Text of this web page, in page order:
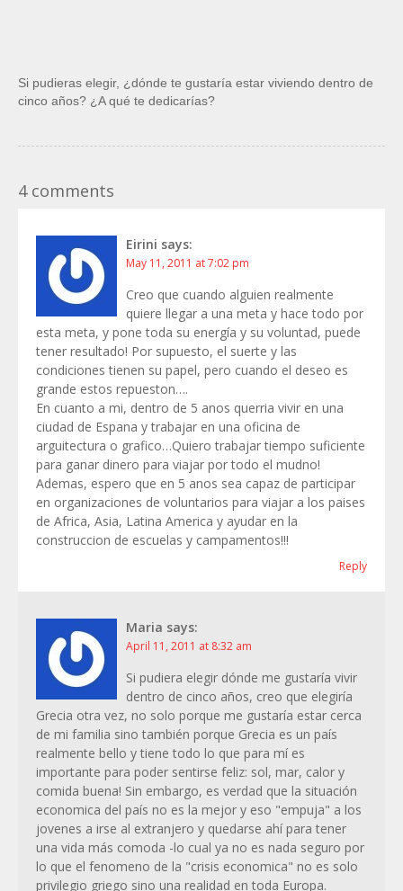
Si pudieras elegir, ¿dónde te gustaría estar viviendo dentro de
cinco años? ¿A qué te dedicarías?
4 comments
Eirini says:
May 11, 2011 at 7:02 pm
Creo que cuando alguien realmente
quiere llegar a una meta y hace todo por
esta meta, y pone toda su energía y su voluntad, puede
tener resultado! Por supuesto, el suerte y las
condiciones tienen su papel, pero cuando el deseo es
grande estos repueston….
En cuanto a mi, dentro de 5 anos querria vivir en una
ciudad de Espana y trabajar en una oficina de
arguitectura o grafico…Quiero trabajar tiempo suficiente
para ganar dinero para viajar por todo el mudno!
Ademas, espero que en 5 anos sea capaz de participar
en organizaciones de voluntarios para viajar a los paises
de Africa, Asia, Latina America y ayudar en la
construccion de escuelas y campamentos!!!
Reply
Maria says:
April 11, 2011 at 8:32 am
Si pudiera elegir dónde me gustaría vivir
dentro de cinco años, creo que elegiría
Grecia otra vez, no solo porque me gustaría estar cerca
de mi familia sino también porque Grecia es un país
realmente bello y tiene todo lo que para mí es
importante para poder sentirse feliz: sol, mar, calor y
comida buena! Sin embargo, es verdad que la situación
economica del país no es la mejor y eso "empuja" a los
jovenes a irse al extranjero y quedarse ahí para tener
una vida más comoda -lo cual ya no es nada seguro por
lo que el fenomeno de la "crisis economica" no es solo
privilegio griego sino una realidad en toda Europa.